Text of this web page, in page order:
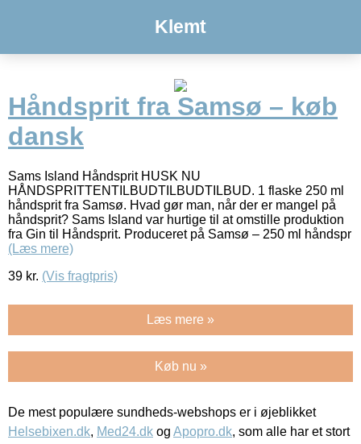
Klemt
Håndsprit fra Samsø – køb
dansk
Sams Island Håndsprit HUSK NU
HÅNDSPRITTENTILBUDTILBUDTILBUD. 1 flaske 250 ml
håndsprit fra Samsø. Hvad gør man, når der er mangel på
håndsprit? Sams Island var hurtige til at omstille produktion
fra Gin til Håndsprit. Produceret på Samsø – 250 ml håndspr
(Læs mere)
39 kr. (Vis fragtpris)
Læs mere »
Køb nu »
De mest populære sundheds-webshops er i øjeblikket
Helsebixen.dk, Med24.dk og Apopro.dk, som alle har et stort